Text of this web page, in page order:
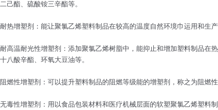
二己酯、硫酸铵三辛酯等。
耐热增塑剂：能让聚氯乙烯塑料制品在较高的温度自然环境巾运用和生
耐高温耐光性增塑剂：添加聚氯乙烯树脂中，能抑止和增加塑料制品在
十八酸辛酯、环氧大豆油等。
阻燃性增塑剂：可以提升塑料制品的阻燃等级能的增塑剂，称之为阻燃
无毒性增塑剂：用以食品包装材料和医疗机械层面的软塑聚氯乙烯塑料